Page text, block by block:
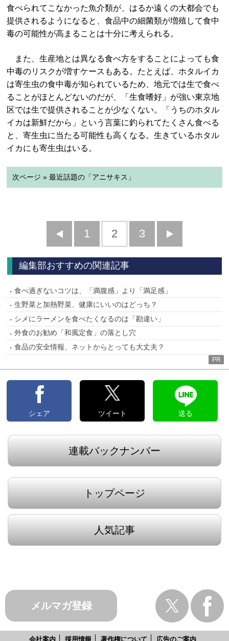
食べられてこなかった魚介類が、はるか遠くの大都会でも
提供されるようになると、食品中の細菌類が増殖して食中
毒の可能性が高まることは十分に考えられる。
また、生産地とは異なる食べ方をすることによっても食
中毒のリスクが増すケースもある。たとえば、ホタルイカ
は寄生虫の食中毒が知られているため、地元では生で食べ
ることがほとんどないのだが、「生食嗜好」が強い東京地
区では生で提供されることが少なくない。「うちのホタル
イカは新鮮だから」という言葉に釣られてたくさん食べる
と、寄生虫に当たる可能性も高くなる。生きているホタル
イカにも寄生虫はいる。
次ページ » 最近話題の「アニサキス」
前
へ
1 2 3
へ
編集部おすすめの関連記事
食べ過ぎないコツは、「満腹感」より「満足感」
生野菜と加熱野菜、健康にいいのはどっち？
シメにラーメンを食べたくなるのは「勘違い」
外食のお勧め「和風定食」の落とし穴
食品の安全情報、ネットからとっても大丈夫？
PR
シェア ツイート 送る
連載バックナンバー
トップページ
人気記事
メルマガ登録
会社案内 採用情報 著作権について 広告のご案内